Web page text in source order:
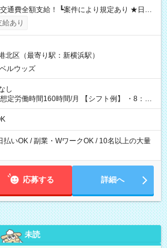
り） ┗働いたその日に現金GET♪ お仕事後はコ
分を引き落とせます！ 【試用期間】試
あり
北区（最寄り駅：新横浜駅）
ルウッズ
し
間160時間/月 【シフト例】 ・8：00
払いOK / 副業・WワークOK / 10名以上の大量
応募する 詳細へ
未読